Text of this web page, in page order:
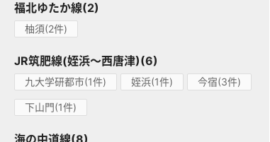
福北ゆたか線(2)
柚須(2件)
JR筑肥線(姪浜～西唐津)(6)
九大学研都市(1件) 姪浜(1件) 今宿(3件)
下山門(1件)
海の中道線(8)